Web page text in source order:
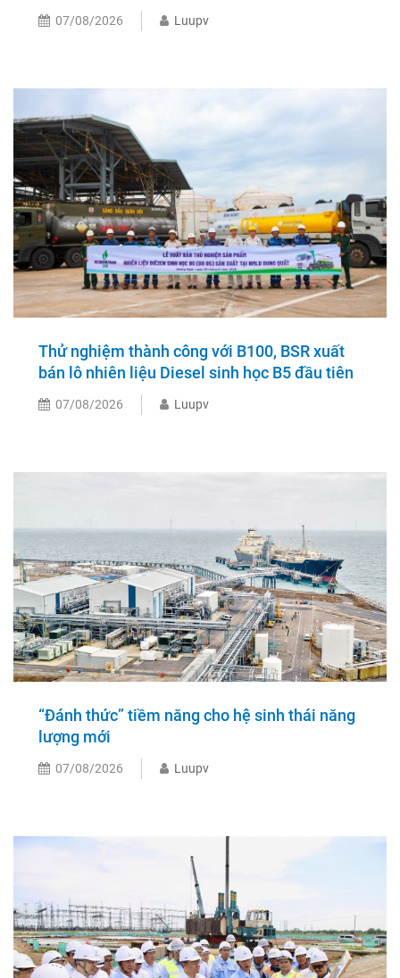
07/08/2026 Luupv
Thử nghiệm thành công với B100, BSR xuất
bán lô nhiên liệu Diesel sinh học B5 đầu tiên
07/08/2026 Luupv
“Đánh thức” tiềm năng cho hệ sinh thái năng
lượng mới
07/08/2026 Luupv